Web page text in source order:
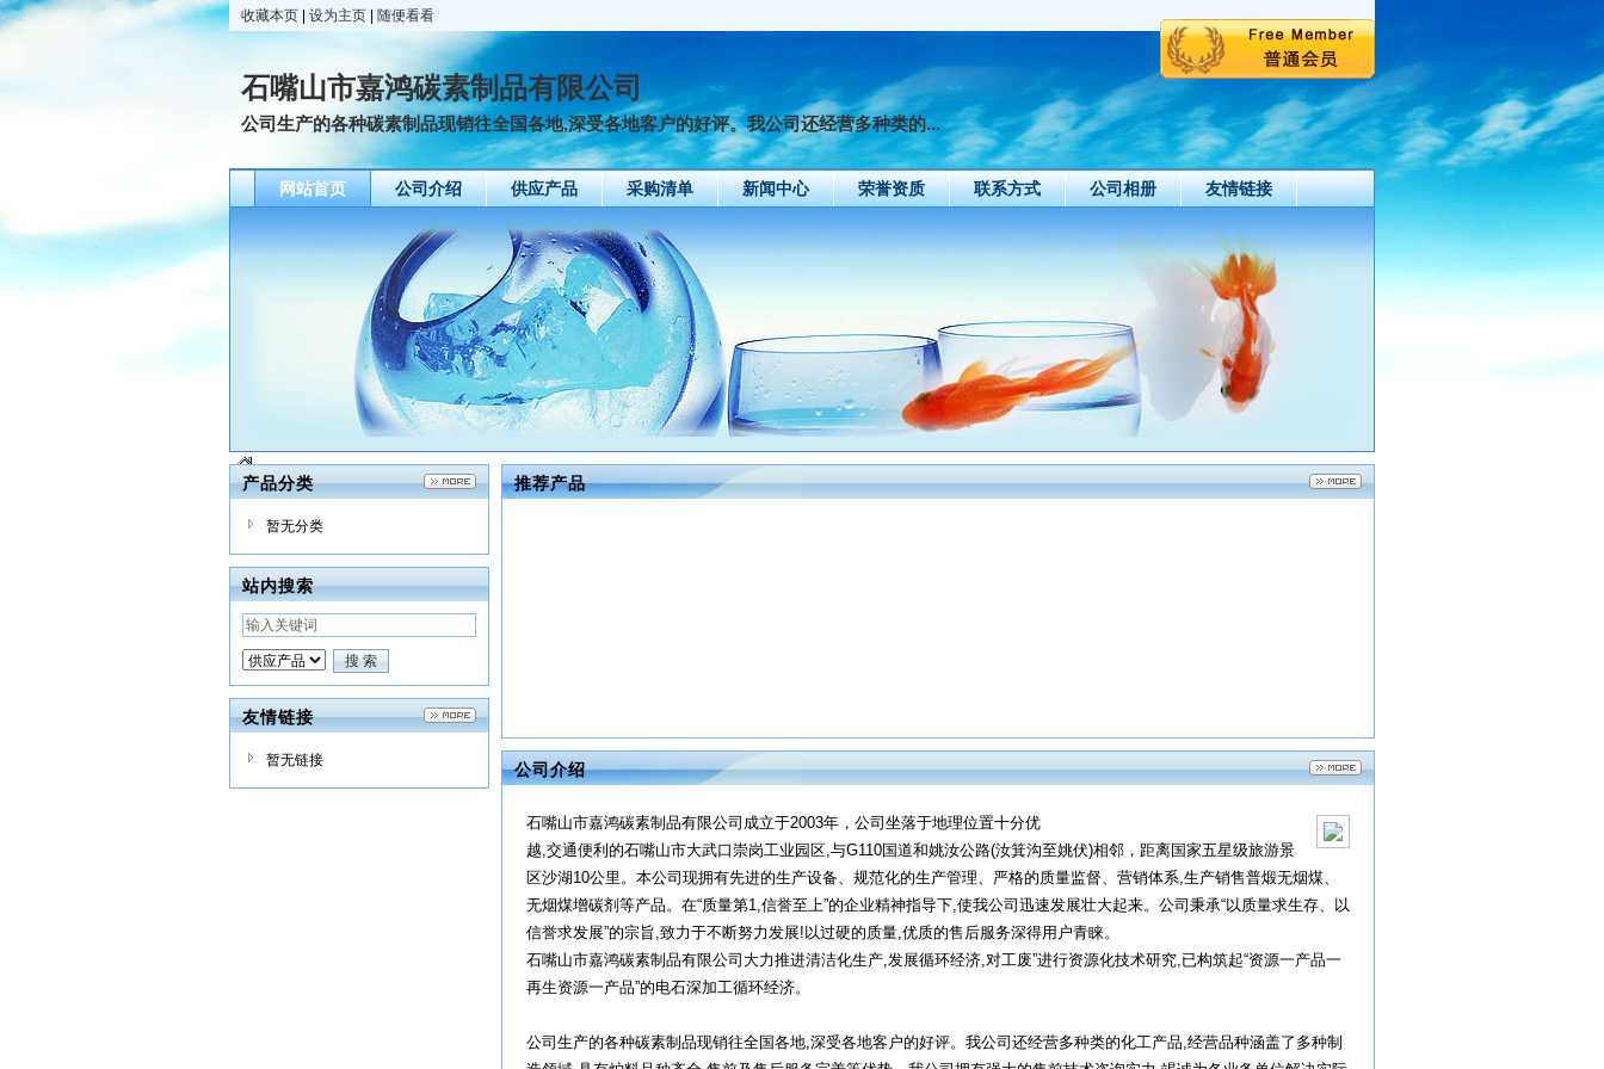
收藏本页 设为主页 随便看看
石嘴山市嘉鸿碳素制品有限公司
公司生产的各种碳素制品现销往全国各地,深受各地客户的好评。我公司还经营多种类的...
网站首页 公司介绍 供应产品 采购清单 新闻中心 荣誉资质 联系方式 公司相册 友情链接
产品分类
暂无分类
站内搜索
友情链接
暂无链接
推荐产品
公司介绍
石嘴山市嘉鸿碳素制品有限公司成立于2003年，公司坐落于地理位置十分优
越,交通便利的石嘴山市大武口崇岗工业园区,与G110国道和姚汝公路(汝箕沟至姚伏)相邻，距离国家五星级旅游景
区沙湖10公里。本公司现拥有先进的生产设备、规范化的生产管理、严格的质量监督、营销体系,生产销售普煅无烟煤、
无烟煤增碳剂等产品。在“质量第1,信誉至上”的企业精神指导下,使我公司迅速发展壮大起来。公司秉承“以质量求生存、以
信誉求发展”的宗旨,致力于不断努力发展!以过硬的质量,优质的售后服务深得用户青睐。
石嘴山市嘉鸿碳素制品有限公司大力推进清洁化生产,发展循环经济,对工废”进行资源化技术研究,已构筑起“资源一产品一
再生资源一产品”的电石深加工循环经济。
公司生产的各种碳素制品现销往全国各地,深受各地客户的好评。我公司还经营多种类的化工产品,经营品种涵盖了多种制